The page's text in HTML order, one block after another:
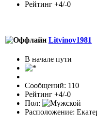
Рейтинг +4/-0
Litvinov1981
В начале пути
Сообщений: 110
Рейтинг +4/-0
Пол:
Расположение: